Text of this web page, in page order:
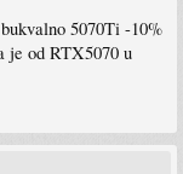
5070Ti -10%
je od RTX5070 u